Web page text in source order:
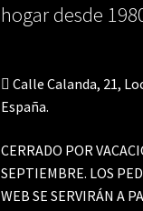
hogar desde
Calle Calanda, 21,
España.
CERRADO POR
SEPTIEMBRE. LOS
WEB SE SERVIRÁN A